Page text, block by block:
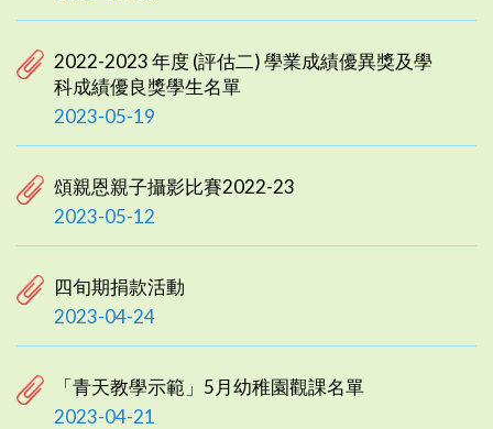
2022-2023 年度 (評估二) 學業成績優異獎及學
科成績優良獎學生名單
2023-05-19
頌親恩親子攝影比賽2022-23
2023-05-12
四旬期捐款活動
2023-04-24
「青天教學示範」5月幼稚園觀課名單
2023-04-21